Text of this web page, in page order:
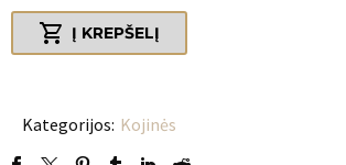
YOU
Elite
Edition
 Į KREPŠELĮ
Kategorijos: Kojinės